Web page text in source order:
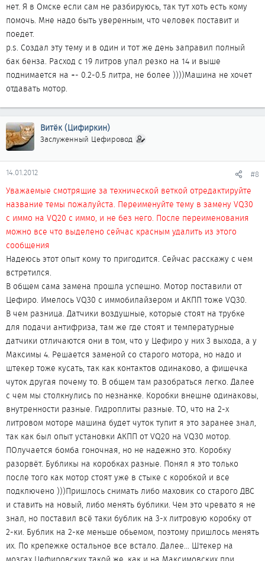
нет. Я в Омске если сам не разбируюсь, так тут хоть есть кому
помочь. Мне надо быть уверенным, что человек поставит и
поедет.
p.s. Создал эту тему и в один и тот же день заправил полный
бак бенза. Расход с 19 литров упал резко на 14 и выше
поднимается на +- 0.2-0.5 литра, не более ))))Машина не хочет
отдавать мотор.
Витёк (Цифиркин)
Заслуженный Цефировод
14.01.2012 #8
Уважаемые смотрящие за технической веткой отредактируйте
название темы пожалуйста. Переименуйте тему в замену VQ30
с иммо на VQ20 с иммо, и не без него. После переименования
можно все что выделено сейчас красным удалить из этого
сообщения
Надеюсь этот опыт кому то пригодится. Сейчас расскажу с чем
встретился.
В общем сама замена прошла успешно. Мотор поставили от
Цефиро. Имелось VQ30 с иммобилайзером и АКПП тоже VQ30.
В чем разница. Датчики воздушные, которые стоят на трубке
для подачи антифриза, там же где стоят и температурные
датчики отличаются они в том, что у Цефиро у них 3 выхода, а у
Максимы 4. Решается заменой со старого мотора, но надо и
штекер тоже кусать, так как контактов одинаково, а фишечка
чуток другая почему то. В общем там разобраться легко. Далее
с чем мы столкнулись по незнанке. Коробки внешне одинаковы,
внутренности разные. Гидроплиты разные. ТО, что на 2-х
литровом моторе машина будет чуток тупит я это заранее знал,
так как был опыт установки АКПП от VQ20 на VQ30 мотор.
ПОлучается бомба гоночная, но не надежно это. Коробку
разорвёт. Бубликы на коробках разные. Понял я это только
после того как мотор стоят уже в стыке с коробкой и все
подключено )))Пришлось снимать либо маховик со старого ДВС
и ставить на новый, либо менять бублики. Чем это чревато я не
знал, но поставил всё таки бублик на 3-х литровую коробку от
2-ки. Бублик на 2-ке меньше обьемом, поэтому пришлось менять
их. По крепежке остальное все встало. Далее... Штекер на